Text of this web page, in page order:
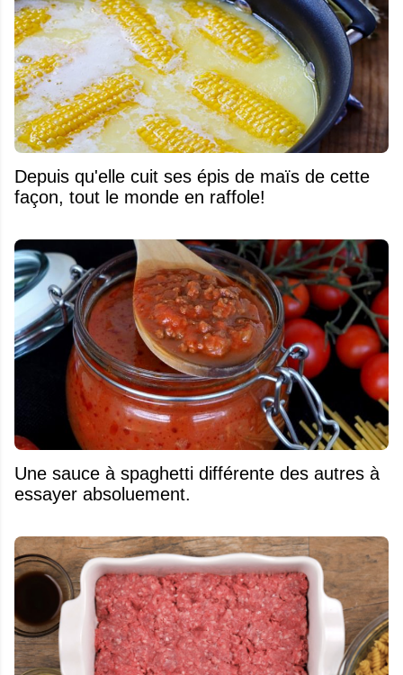
Depuis qu'elle cuit ses épis de maïs de cette
façon, tout le monde en raffole!
Une sauce à spaghetti différente des autres à
essayer absoluement.